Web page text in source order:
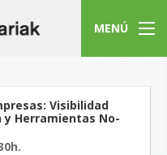
MENÚ
Visibilidad
y Herramientas No-